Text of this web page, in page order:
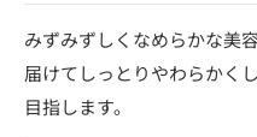
みずみずしくなめらかな美
届けてしっとりやわらかく
目指します。